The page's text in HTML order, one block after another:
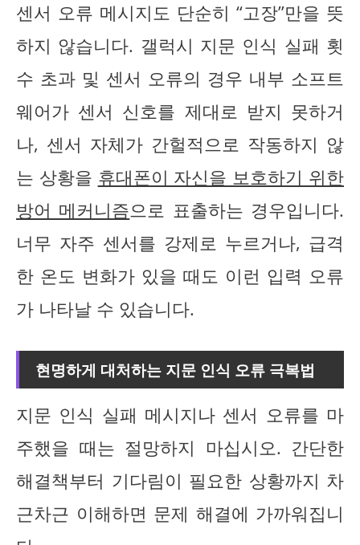
센서 오류 메시지도 단순히 “고장”만을 뜻
하지 않습니다. 갤럭시 지문 인식 실패 횟
수 초과 및 센서 오류의 경우 내부 소프트
웨어가 센서 신호를 제대로 받지 못하거
나, 센서 자체가 간헐적으로 작동하지 않
는 상황을 휴대폰이 자신을 보호하기 위한
방어 메커니즘으로 표출하는 경우입니다.
너무 자주 센서를 강제로 누르거나, 급격
한 온도 변화가 있을 때도 이런 입력 오류
가 나타날 수 있습니다.
현명하게 대처하는 지문 인식 오류 극복법
지문 인식 실패 메시지나 센서 오류를 마
주했을 때는 절망하지 마십시오. 간단한
해결책부터 기다림이 필요한 상황까지 차
근차근 이해하면 문제 해결에 가까워집니